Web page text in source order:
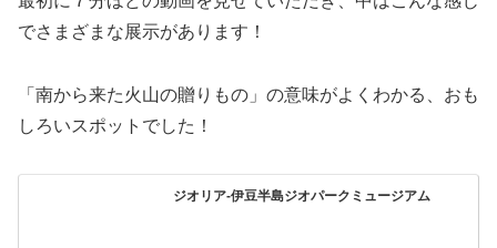
でさまざまな展示があります！
「南から来た火山の贈りもの」の意味がよくわかる、おも
しろいスポットでした！
ジオリア-伊豆半島ジオパークミュージアム